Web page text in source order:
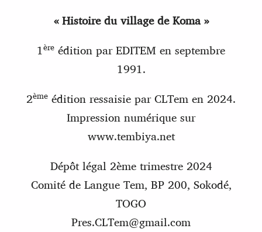
« Histoire du village de Koma »
1ère édition par EDITEM en septembre
1991.
2ème édition ressaisie par CLTem en 2024.
Impression numérique sur
www.tembiya.net
Dépôt légal 2ème trimestre 2024
Comité de Langue Tem, BP 200, Sokodé,
TOGO
Pres.CLTem@gmail.com